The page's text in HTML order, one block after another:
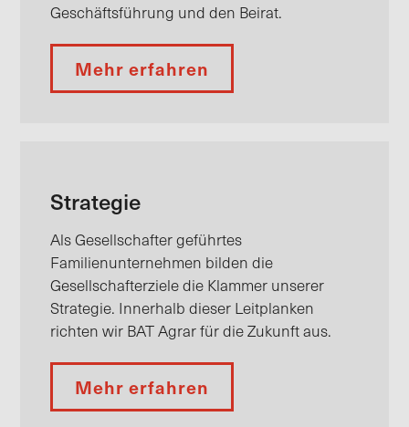
Geschäftsführung und den Beirat.
Mehr erfahren
Strategie
Als Gesellschafter geführtes
Familienunternehmen bilden die
Gesellschafterziele die Klammer unserer
Strategie. Innerhalb dieser Leitplanken
richten wir BAT Agrar für die Zukunft aus.
Mehr erfahren